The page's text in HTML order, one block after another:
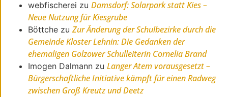
webfischerei zuDamsdorf: Solarpark statt Kies –
Neue Nutzung für Kiesgrube
Böttche zuZur Änderung der Schulbezirke durch die
Gemeinde Kloster Lehnin: Die Gedanken der
ehemaligen Golzower Schulleiterin Cornelia Brand
Imogen Dalmann zuLanger Atem vorausgesetzt –
Bürgerschaftliche Initiative kämpft für einen Radweg
zwischen Groß Kreutz und Deetz